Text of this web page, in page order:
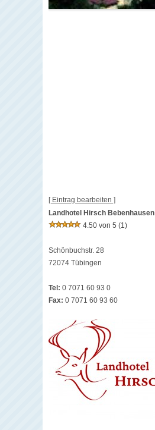
[ Eintrag bearbeiten ]
Landhotel Hirsch Bebenhausen
4.50 von 5 (1)
Schönbuchstr. 28
72074 Tübingen
Tel: 0 7071 60 93 0
Fax: 0 7071 60 93 60